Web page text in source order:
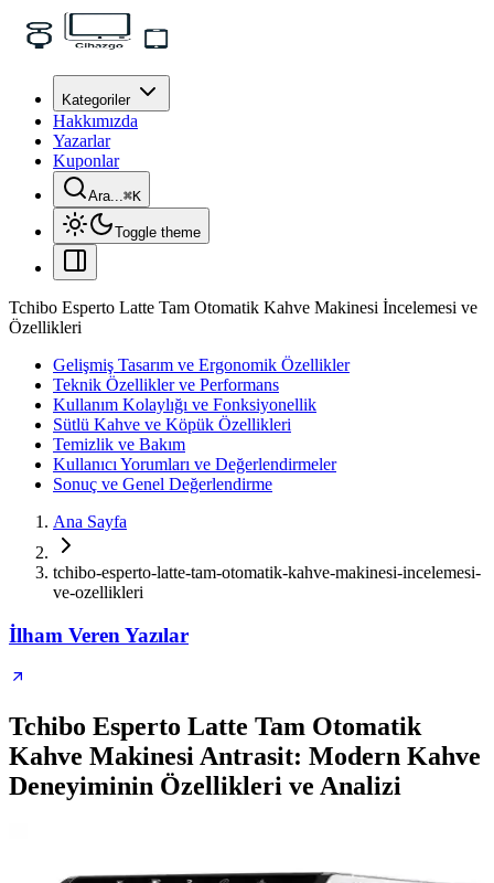
Kategoriler
Hakkımızda
Yazarlar
Kuponlar
Ara...⌘K
Toggle theme
Tchibo Esperto Latte Tam Otomatik Kahve Makinesi İncelemesi ve
Özellikleri
Gelişmiş Tasarım ve Ergonomik Özellikler
Teknik Özellikler ve Performans
Kullanım Kolaylığı ve Fonksiyonellik
Sütlü Kahve ve Köpük Özellikleri
Temizlik ve Bakım
Kullanıcı Yorumları ve Değerlendirmeler
Sonuç ve Genel Değerlendirme
Ana Sayfa
tchibo-esperto-latte-tam-otomatik-kahve-makinesi-incelemesi-
ve-ozellikleri
İlham Veren Yazılar
Tchibo Esperto Latte Tam Otomatik
Kahve Makinesi Antrasit: Modern Kahve
Deneyiminin Özellikleri ve Analizi